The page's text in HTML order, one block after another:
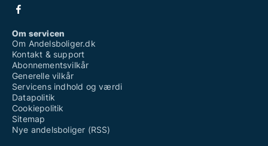
Om servicen
Om Andelsboliger.dk
Kontakt & support
Abonnementsvilkår
Generelle vilkår
Servicens indhold og værdi
Datapolitik
Cookiepolitik
Sitemap
Nye andelsboliger (RSS)